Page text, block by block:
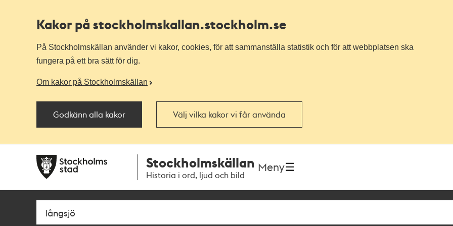
Kakor på stockholmskallan.stockholm.se
På Stockholmskällan använder vi kakor, cookies, för att sammanställa statistik och för att webbplatsen ska
fungera på ett bra sätt för dig.
Om kakor på Stockholmskällan
Godkänn alla kakor Välj vilka kakor vi får använda
navigationen
huvudinnehållet
Stockholmskällan
Historia i ord, ljud och bild
Meny
SökFritextsök